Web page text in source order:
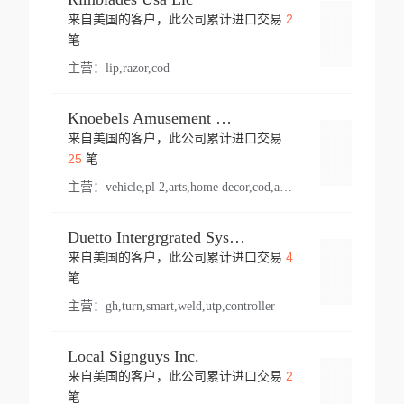
来自美国的客户，此公司累计进口交易 2
笔
主营： lip,razor,cod
Knoebels Amusement Resort
来自美国的客户，此公司累计进口交易
25笔
主营： vehicle,pl 2,arts,home decor,cod,amusement ride,sea
Duetto Intergrgrated Systems Inc.
来自美国的客户，此公司累计进口交易 4
笔
主营： gh,turn,smart,weld,utp,controller
Local Signguys Inc.
来自美国的客户，此公司累计进口交易 2
笔